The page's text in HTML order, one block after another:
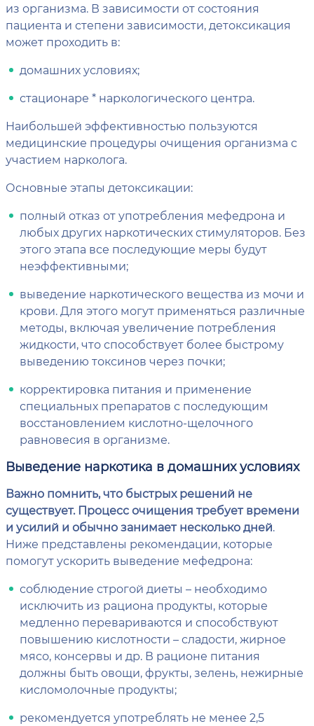
из организма. В зависимости от состояния
пациента и степени зависимости, детоксикация
может проходить в:
домашних условиях;
стационаре * наркологического центра.
Наибольшей эффективностью пользуются
медицинские процедуры очищения организма с
участием нарколога.
Основные этапы детоксикации:
полный отказ от употребления мефедрона и
любых других наркотических стимуляторов. Без
этого этапа все последующие меры будут
неэффективными;
выведение наркотического вещества из мочи и
крови. Для этого могут применяться различные
методы, включая увеличение потребления
жидкости, что способствует более быстрому
выведению токсинов через почки;
корректировка питания и применение
специальных препаратов с последующим
восстановлением кислотно-щелочного
равновесия в организме.
Выведение наркотика в домашних условиях
Важно помнить, что быстрых решений не
существует. Процесс очищения требует времени
и усилий и обычно занимает несколько дней.
Ниже представлены рекомендации, которые
помогут ускорить выведение мефедрона:
соблюдение строгой диеты – необходимо
исключить из рациона продукты, которые
медленно перевариваются и способствуют
повышению кислотности – сладости, жирное
мясо, консервы и др. В рационе питания
должны быть овощи, фрукты, зелень, нежирные
кисломолочные продукты;
рекомендуется употреблять не менее 2,5